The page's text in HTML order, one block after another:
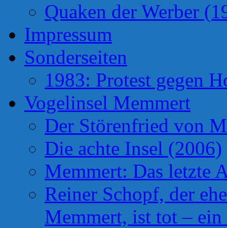
Quaken der Werber
Impressum
Sonderseiten
1983: Protest gegen
Vogelinsel Memmert
Der Störenfried von
Die achte Insel (2006)
Memmert: Das letzte
Reiner Schopf, der
Memmert, ist tot –